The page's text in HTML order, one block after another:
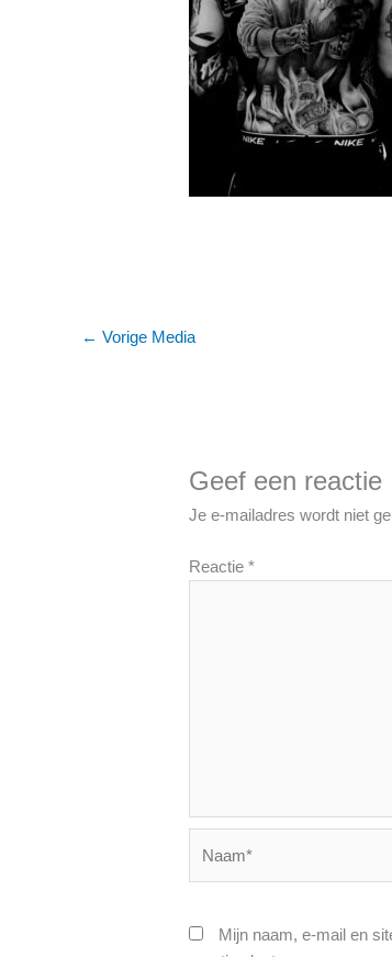
← Vorige Media
Geef een reactie
Je e-mailadres wordt niet
Reactie*
Mijn naam, e-mail en